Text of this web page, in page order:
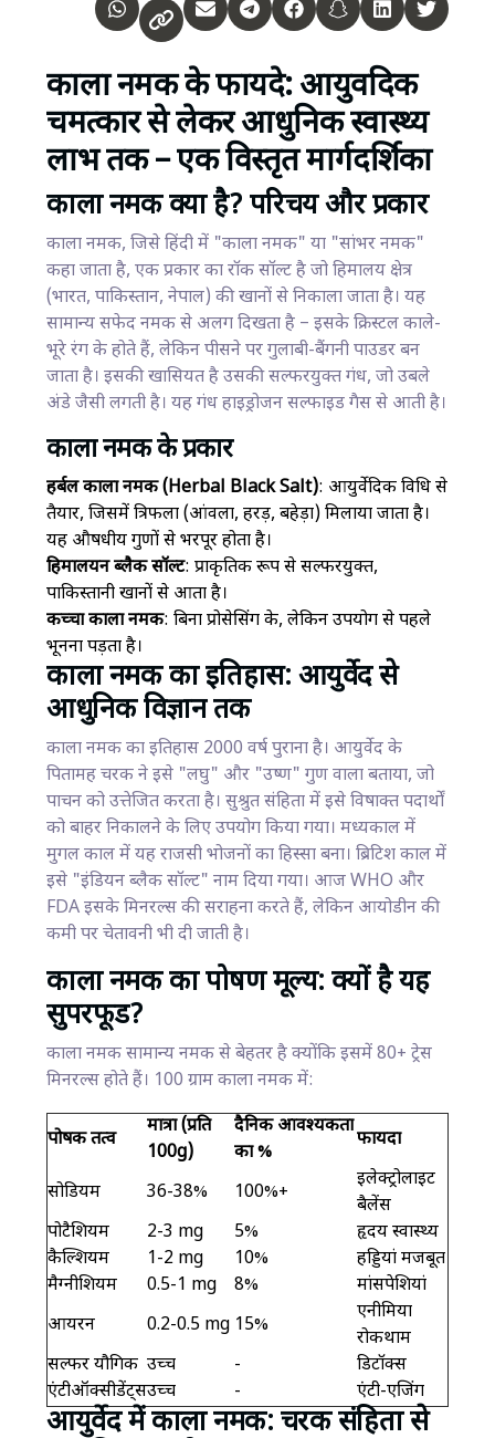
काला नमक के फायदे: आयुर्वेदिक
चमत्कार से लेकर आधुनिक स्वास्थ्य
लाभ तक – एक विस्तृत मार्गदर्शिका
काला नमक क्या है? परिचय और प्रकार
काला नमक, जिसे हिंदी में "काला नमक" या "सांभर नमक"
कहा जाता है, एक प्रकार का रॉक सॉल्ट है जो हिमालय क्षेत्र
(भारत, पाकिस्तान, नेपाल) की खानों से निकाला जाता है। यह
सामान्य सफेद नमक से अलग दिखता है – इसके क्रिस्टल काले-
भूरे रंग के होते हैं, लेकिन पीसने पर गुलाबी-बैंगनी पाउडर बन
जाता है। इसकी खासियत है उसकी सल्फरयुक्त गंध, जो उबले
अंडे जैसी लगती है। यह गंध हाइड्रोजन सल्फाइड गैस से आती है।
काला नमक के प्रकार
हर्बल काला नमक (Herbal Black Salt): आयुर्वेदिक विधि से
तैयार, जिसमें त्रिफला (आंवला, हरड़, बहेड़ा) मिलाया जाता है।
यह औषधीय गुणों से भरपूर होता है।
हिमालयन ब्लैक सॉल्ट: प्राकृतिक रूप से सल्फरयुक्त,
पाकिस्तानी खानों से आता है।
कच्चा काला नमक: बिना प्रोसेसिंग के, लेकिन उपयोग से पहले
भूनना पड़ता है।
काला नमक का इतिहास: आयुर्वेद से
आधुनिक विज्ञान तक
काला नमक का इतिहास 2000 वर्ष पुराना है। आयुर्वेद के
पितामह चरक ने इसे "लघु" और "उष्ण" गुण वाला बताया, जो
पाचन को उत्तेजित करता है। सुश्रुत संहिता में इसे विषाक्त पदार्थों
को बाहर निकालने के लिए उपयोग किया गया। मध्यकाल में
मुगल काल में यह राजसी भोजनों का हिस्सा बना। ब्रिटिश काल में
इसे "इंडियन ब्लैक सॉल्ट" नाम दिया गया। आज WHO और
FDA इसके मिनरल्स की सराहना करते हैं, लेकिन आयोडीन की
कमी पर चेतावनी भी दी जाती है।
काला नमक का पोषण मूल्य: क्यों है यह
सुपरफूड?
काला नमक सामान्य नमक से बेहतर है क्योंकि इसमें 80+ ट्रेस
मिनरल्स होते हैं। 100 ग्राम काला नमक में:
पोषक तत्व
मात्रा (प्रति
100g)
दैनिक आवश्यकता
का %
फायदा
सोडियम 36-38% 100%+
इलेक्ट्रोलाइट
बैलेंस
पोटैशियम
2-3 mg 5%
हृदय स्वास्थ्य
कैल्शियम
1-2 mg 10%
हड्डियां मजबूत
मैग्नीशियम
0.5-1 mg 8%
मांसपेशियां
आयरन
0.2-0.5 mg 15%
एनीमिया
रोकथाम
सल्फर यौगिक उच्च -
डिटॉक्स
एंटीऑक्सीडेंट्सउच्च - एंटी-एजिंग
आयुर्वेद में काला नमक: चरक संहिता से